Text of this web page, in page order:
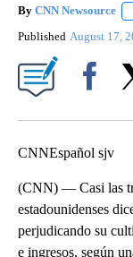
By CNN Newsource
Published August 17,
CNNEspañol sjv
(CNN) — Casi las
estadounidenses
perjudicando su
e ingresos, según